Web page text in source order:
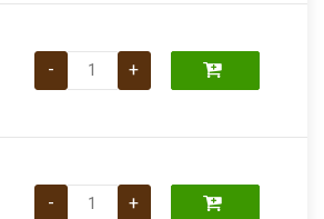
-
produkto kiekis: Royal Canin Fussy
+
-
produkto kiekis: Royal Canin Fussy
+